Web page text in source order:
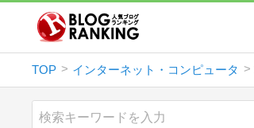
TOP インターネット・コンピュータ